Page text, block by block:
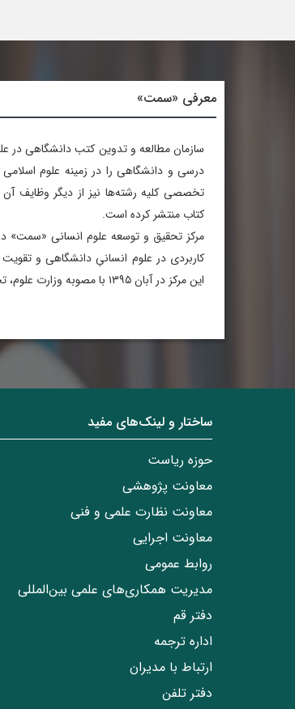
معرفی «سمت»
سازمان مطالعه و تدوین کتب دانشگاهی در
درسی و دانشگاهی را در زمینه علوم
کتاب منتشر کرده است.
کاربردی در علوم انسانیِ دانشگاهی و
این مرکز در آبان ۱۳۹۵ با مصوبه وزارت علوم، تحقیقات و فناوری به پژوهشکده ارتقا یافت.
ساختار‌‌ و‌‌ لینک‌های مفید
حوزه ریاست
معاونت پژوهشی
معاونت نظارت علمی و فنی
معاونت اجرایی
روابط عمومی
مدیریت همکاری‌های علمی بین‌المللی
دفتر قم
اداره ترجمه
ارتباط با مدیران
دفتر تلفن